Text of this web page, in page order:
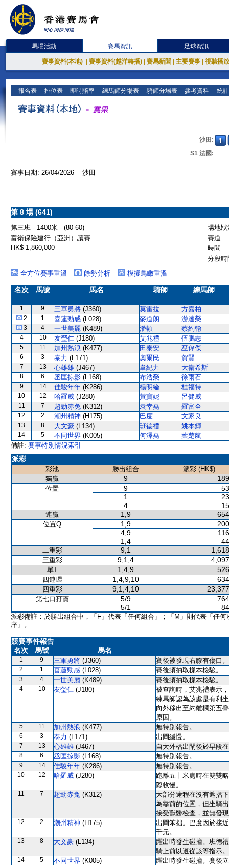
馬場活動 賽馬資訊 足球資訊
賽事資料(本地) 賽事資料(越洋轉播) 賽馬新聞 主要賽事 視聽播
報名表 排位表 即時賠率 練馬師分場表 騎師分場表 參考資料 統
沙田:
S1 法國:
賽事日期: 26/04/2026 沙田
第 8 場 (641)
第三班 - 1400米 - (80-60)
場地
富衛保險建行（亞洲）讓賽
賽道 :
HK$ 1,860,000
時間 :
分段
全方位賽事重溫
餘勢分析 模擬鳥瞰重溫
名次 馬號 馬名 騎師 練馬師
1 9 三軍勇將 (J360) 莫雷拉 方嘉柏
2 1 喜蓮勁感 (L028) 麥道朗 游達榮
3 4 一世美麗 (K489) 潘頓 蔡約翰
4 10 友瑩仁 (J180) 艾兆禮 伍鵬志
5 11 加州熱浪 (K477) 田泰安 巫偉傑
6 3 泰力 (L171) 奧爾民 賀賢
7 13 心雄雄 (J467) 韋紀力 大衛希斯
8 6 丞匡掠影 (L168) 布浩榮 徐雨石
9 14 佳駿年年 (K286) 楊明綸 桂福特
10 12 哈羅威 (J280) 黃寶妮 呂健威
11 7 超勁赤兔 (K312) 袁幸堯 羅富全
12 2 潮州精神 (H175) 巴度 文家良
13 8 大文豪 (L134) 班德禮 姚本輝
14 5 不同世界 (K005) 何澤堯
葉楚航
備註: 賽事特別情況索引
派彩
彩池 勝出組合
派彩 (HK$)
獨贏
9
位置 9
1
4
連贏 1,9
位置Q 1,9
4,9
1,4
二重彩 9,1
三重彩 9,1,4
單T 1,4,9
四連環 1,4,9,10
四重彩 9,1,4,10
第七口孖寶 5/9
5/1
派彩備註：於勝出組合中，「F」代表「任何組合」；「M」則代表「任何
序」。
競賽事件報告
名次
馬號 馬名
1 9 三軍勇將 (J360) 賽後被發現右膝有傷口
2 1 喜蓮勁感 (L028) 賽後須抽取樣本檢驗。
3 4 一世美麗 (K489) 賽後須抽取樣本檢驗。
4 10 友瑩仁 (J180)
被查詢時，艾兆禮表示
練馬師認為該處是有利
向外移出至約離欄第五
原因。
5 11 加州熱浪 (K477) 無特別報告。
6 3 泰力 (L171) 出閘緩慢。
7 13 心雄雄 (J467) 自大外檔出閘後於早段
8 6 丞匡掠影 (L168) 無特別報告。
9 14 佳駿年年 (K286) 無特別報告。
10 12 哈羅威 (J280)
跑離五十米處時在雙雙
際收慢。
11 7 超勁赤兔 (K312)
大部分途程在沒有遮擋
為靠前的位置，但坐騎
接受獸醫檢查，並無發
12 2 潮州精神 (H175)
出閘笨拙。巴度因於接
千元。
13 8 大文豪 (L134)
躍出時發生碰撞。班德
騎上前以遵從該等指示
14 5 不同世界 (K005) 躍出時發生碰撞。賽後